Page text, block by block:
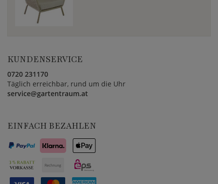
KUNDENSERVICE
0720 231170
Täglich erreichbar, rund um die Uhr
service@gartentraum.at
EINFACH BEZAHLEN